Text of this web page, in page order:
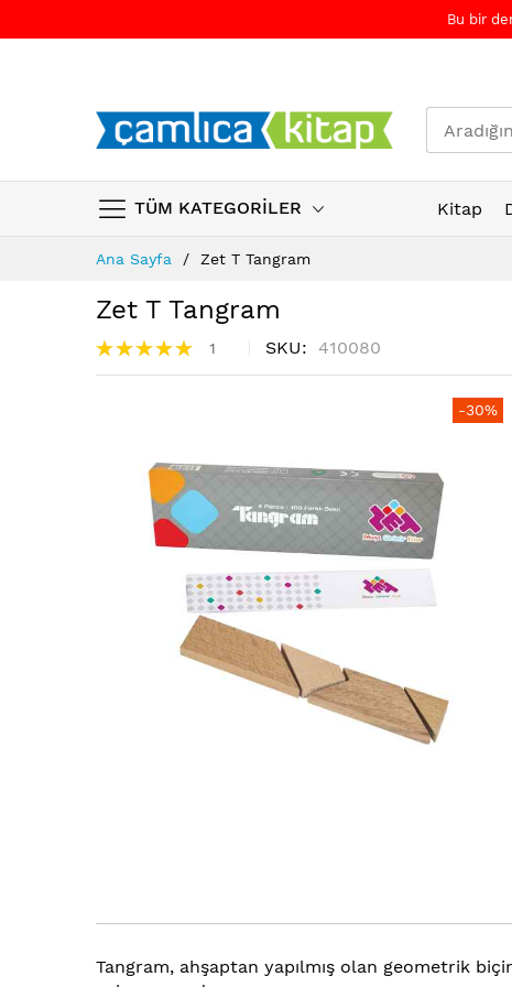
Bu bir
TÜM KATEGORİLER Kitap
Ana Sayfa Zet T Tangram
Zet T Tangram
Puanlama:
100%
1 SKU 410080
-30%
Tangram, ahşaptan yapılmış olan geometrik